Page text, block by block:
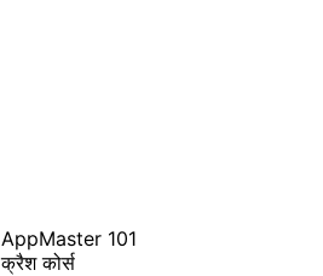
AppMaster 101
क्रैश कोर्स